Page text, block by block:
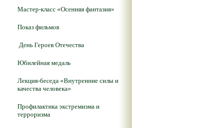
Мастер-класс «Осенняя фантазия»
Показ фильмов
День Героев Отечества
Юбилейная медаль
Лекция-беседа «Внутренние силы и
качества человека»
Профилактика экстремизма и
терроризма